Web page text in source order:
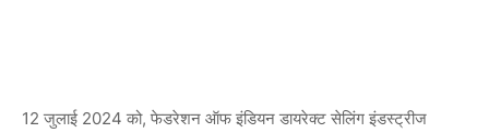
12 जुलाई 2024 को, फेडरेशन ऑफ इंडियन डायरेक्ट सेलिंग इंडस्ट्रीज